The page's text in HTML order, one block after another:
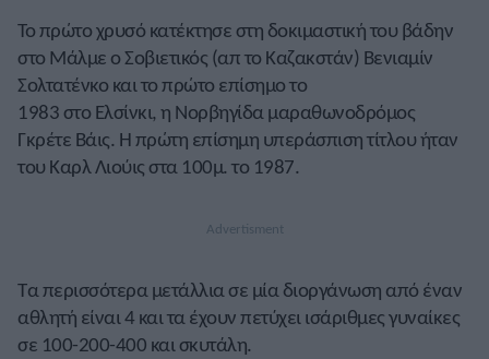
Το πρώτο χρυσό κατέκτησε στη δοκιμαστική του βάδην
στο Μάλμε ο Σοβιετικός (απ το Καζακστάν) Βενιαμίν
Σολτατένκο και το πρώτο επίσημο το
1983 στο Ελσίνκι, η Νορβηγίδα μαραθωνοδρόμος
Γκρέτε Βάις. Η πρώτη επίσημη υπεράσπιση τίτλου ήταν
του Καρλ Λιούις στα 100μ. το 1987.
Τα περισσότερα μετάλλια σε μία διοργάνωση από έναν
αθλητή είναι 4 και τα έχουν πετύχει ισάριθμες γυναίκες
σε 100-200-400 και σκυτάλη.